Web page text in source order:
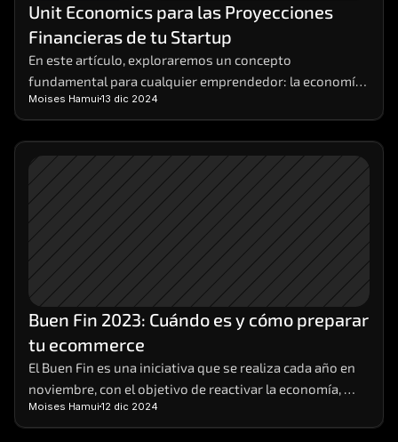
Unit Economics para las Proyecciones
Financieras de tu Startup
En este artículo, exploraremos un concepto
fundamental para cualquier emprendedor: la economía
unitaria, o unit economics, en inglés. Desglosaremos
qué son, cómo calcularlas y por qué son tan
importantes para el éxito de tu negocio. Las economías
unitarias o unit economics son la base sobre la cual
Moises Hamui 13 dic 2024
Buen Fin 2023: Cuándo es y cómo preparar
tu ecommerce
El Buen Fin es una iniciativa que se realiza cada año en
noviembre, con el objetivo de reactivar la economía,
impulsar las ventas y ofrecer beneficios a los
consumidores y a los comerciantes. Durante el Buen Fin,
Moises Hamui 12 dic 2024